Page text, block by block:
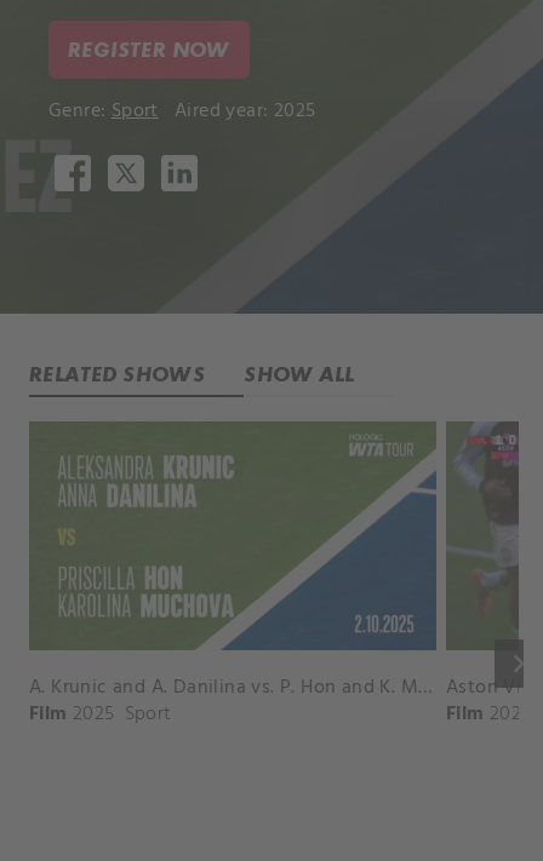
REGISTER NOW
Genre: Sport Aired year: 2025
RELATED SHOWS SHOW ALL
keyboard_arrow_right
A. Krunic and A. Danilina vs. P. Hon and K. Muchova Match Highlights - BEIJING_Capital Group Diamond ( October 02, 2025)
Film 2025 Sport Film 2026